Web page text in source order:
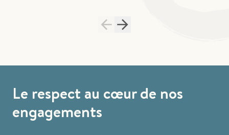
Le respect au cœur de nos
engagements